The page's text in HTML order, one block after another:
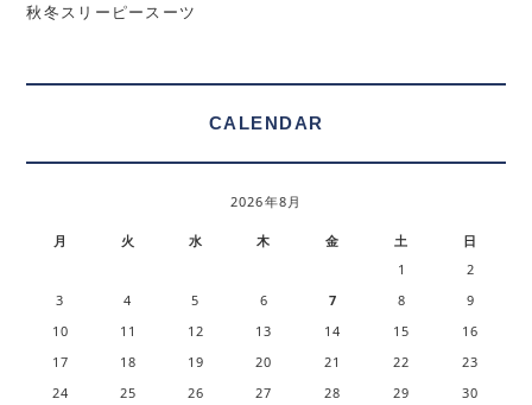
秋冬スリーピースーツ
CALENDAR
2026年8月
月 火 水 木 金 土 日
1
2
3
4 5 6 7 8
9
10
11 12 13 14 15
16
17
18 19 20 21 22
23
24
25 26 27 28 29
30